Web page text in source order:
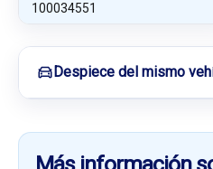
100034551
Despiece del mismo